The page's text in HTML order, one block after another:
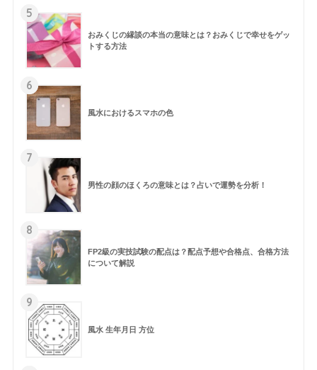
5
おみくじの縁談の本当の意味とは？おみくじで幸せをゲッ
トする方法
6
風水におけるスマホの色
7
男性の顔のほくろの意味とは？占いで運勢を分析！
8
FP2級の実技試験の配点は？配点予想や合格点、合格方法
について解説
9
風水 生年月日 方位